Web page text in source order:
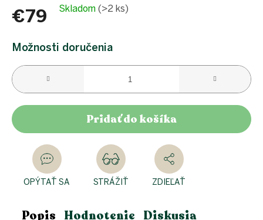
výber
€79
cena:
Skladom (>2 ks)
Možnosti doručenia
Pridať do košíka
OPÝTAŤ SA STRÁŽIŤ ZDIEĽAŤ
Popis Hodnotenie Diskusia